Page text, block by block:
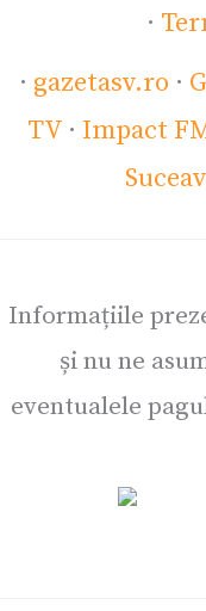
·
· gazetasv.ro ·
TV · Impact
Informațiile
și nu ne
eventualele